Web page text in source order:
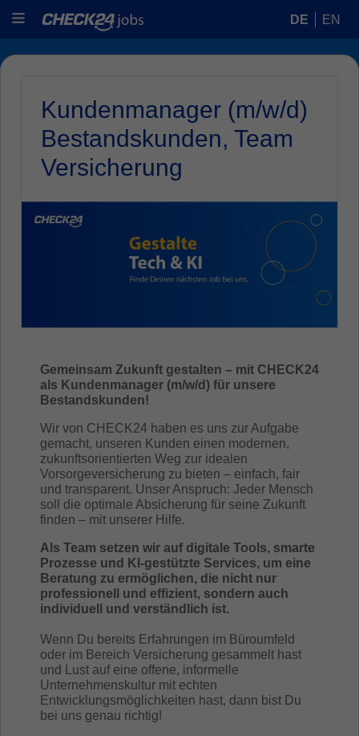
DE EN
Kundenmanager (m/w/d)
Bestandskunden, Team
Versicherung
Gemeinsam Zukunft gestalten – mit CHECK24
als Kundenmanager (m/w/d) für unsere
Bestandskunden!
Wir von CHECK24 haben es uns zur Aufgabe
gemacht, unseren Kunden einen modernen,
zukunftsorientierten Weg zur idealen
Vorsorgeversicherung zu bieten – einfach, fair
und transparent. Unser Anspruch: Jeder Mensch
soll die optimale Absicherung für seine Zukunft
finden – mit unserer Hilfe.
Als Team setzen wir auf digitale Tools, smarte
Prozesse und KI-gestützte Services, um eine
Beratung zu ermöglichen, die nicht nur
professionell und effizient, sondern auch
individuell und verständlich ist.
Wenn Du bereits Erfahrungen im Büroumfeld
oder im Bereich Versicherung gesammelt hast
und Lust auf eine offene, informelle
Unternehmenskultur mit echten
Entwicklungsmöglichkeiten hast, dann bist Du
bei uns genau richtig!